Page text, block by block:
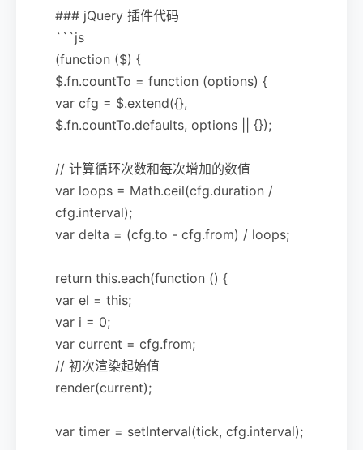
### jQuery 插件代码
```js
(function ($) {
$.fn.countTo = function (options) {
var cfg = $.extend({},
$.fn.countTo.defaults, options || {});
// 计算循环次数和每次增加的数值
var loops = Math.ceil(cfg.duration /
cfg.interval);
var delta = (cfg.to - cfg.from) / loops;
return this.each(function () {
var el = this;
var i = 0;
var current = cfg.from;
// 初次渲染起始值
render(current);
var timer = setInterval(tick, cfg.interval);